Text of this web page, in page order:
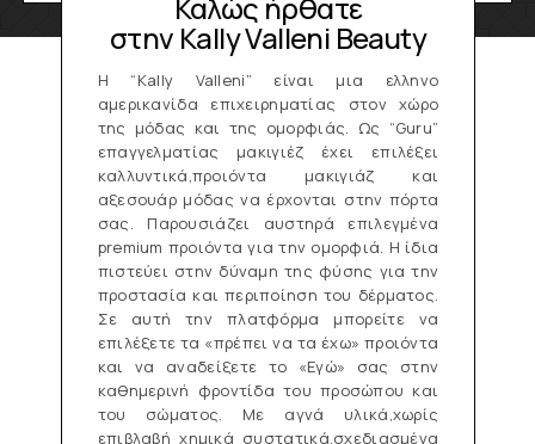
στην Kally Valleni Beauty
Η “Kally Valleni” είναι μια ελληνο
αμερικανίδα επιχειρηματίας στον χώρο
της μόδας και της ομορφιάς. Ως “Guru”
επαγγελματίας μακιγιέζ έχει επιλέξει
καλλυντικά,προιόντα μακιγιάζ και
αξεσουάρ μόδας να έρχονται στην πόρτα
σας. Παρουσιάζει αυστηρά επιλεγμένα
premium προιόντα για την ομορφιά. H ίδια
πιστεύει στην δύναμη της φύσης για την
προστασία και περιποίηση του δέρματος.
Σε αυτή την πλατφόρμα μπορείτε να
επιλέξετε τα «πρέπει να τα έχω» προιόντα
και να αναδείξετε το «Εγώ» σας στην
καθημερινή φροντίδα του προσώπου και
του σώματος. Με αγνά υλικά,χωρίς
επιβλαβή χημικά συστατικά,σχεδιασμένα